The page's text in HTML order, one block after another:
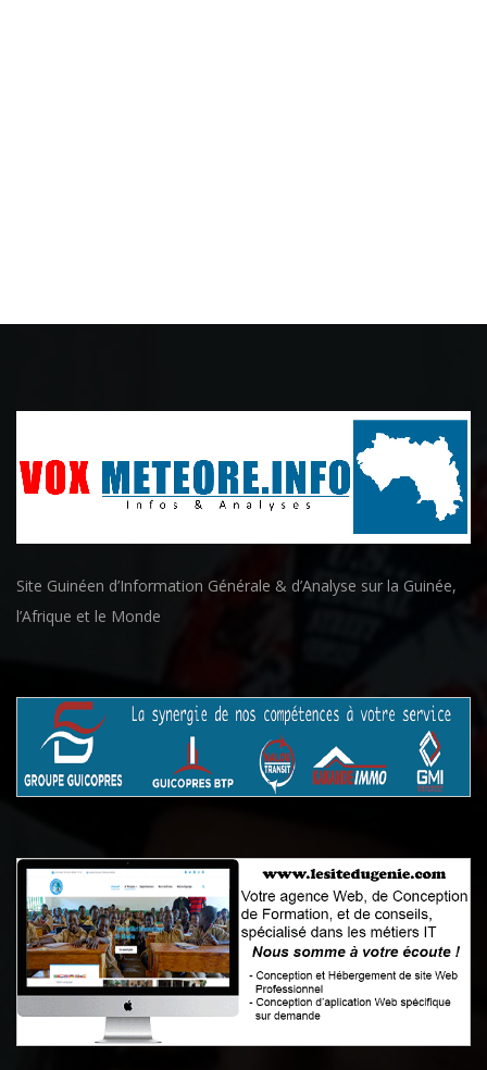
Site Guinéen d’Information Générale & d’Analyse sur la Guinée,
l’Afrique et le Monde